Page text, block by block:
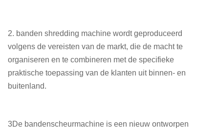
2. banden shredding machine wordt geproduceerd
volgens de vereisten van de markt, die de macht te
organiseren en te combineren met de specifieke
praktische toepassing van de klanten uit binnen- en
buitenland.
3De bandenscheurmachine is een nieuw ontworpen